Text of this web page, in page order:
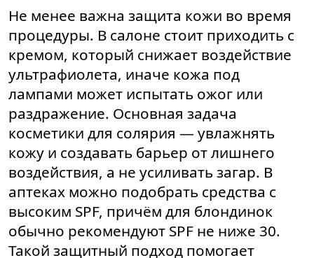
Не менее важна защита кожи во время
процедуры. В салоне стоит приходить с
кремом, который снижает воздействие
ультрафиолета, иначе кожа под
лампами может испытать ожог или
раздражение. Основная задача
косметики для солярия — увлажнять
кожу и создавать барьер от лишнего
воздействия, а не усиливать загар. В
аптеках можно подобрать средства с
высоким SPF, причём для блондинок
обычно рекомендуют SPF не ниже 30.
Такой защитный подход помогает